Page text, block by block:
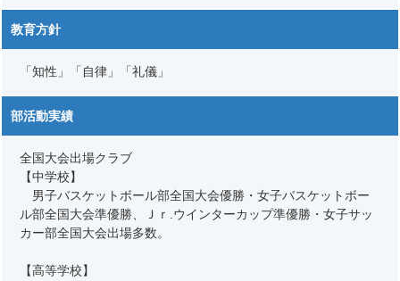
教育方針
「知性」「自律」「礼儀」
部活動実績
全国大会出場クラブ
【中学校】
男子バスケットボール部全国大会優勝・女子バスケットボー
ル部全国大会準優勝、Ｊｒ.ウインターカップ準優勝・女子サッ
カー部全国大会出場多数。
【高等学校】